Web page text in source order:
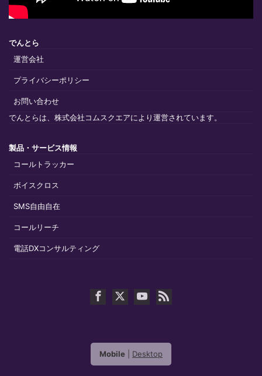
でんとら
運営会社
プライバシーポリシー
お問い合わせ
でんとらは、株式会社コムスクエアにより運営されています。
製品・サービス情報
コールトラッカー
ボイスクロス
SMS自由自在
コールリーチ
電話DXコンサルティング
Mobile Desktop